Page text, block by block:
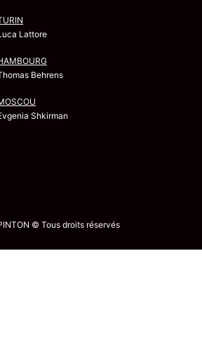
Lattore
Behrens
Shkirman
© Tous droits réservés